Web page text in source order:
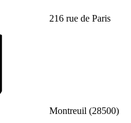
216 rue de Paris
Montreuil (28500)